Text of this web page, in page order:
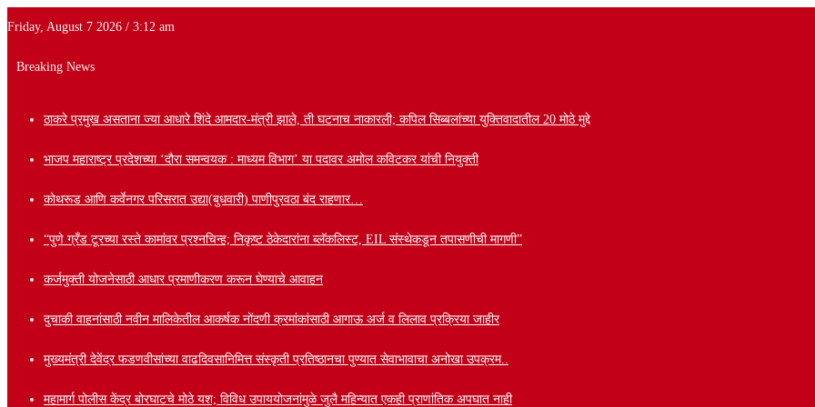
Friday, August 7 2026 / 3:12 am
Breaking News
ठाकरे प्रमुख असताना ज्या आधारे शिंदे आमदार-मंत्री झाले, ती घटनाच नाकारली; कपिल सिब्बलांच्या युक्तिवादातील 20 मोठे मुद्दे
भाजप महाराष्ट्र प्रदेशच्या ‘दौरा समन्वयक : माध्यम विभाग’ या पदावर अमोल कविटकर यांची नियुक्ती
कोथरूड आणि कर्वेनगर परिसरात उद्या(बुधवारी) पाणीपुरवठा बंद राहणार…
“पुणे ग्रँड टूरच्या रस्ते कामांवर प्रश्नचिन्ह; निकृष्ट ठेकेदारांना ब्लॅकलिस्ट, EIL संस्थेकडून तपासणीची मागणी”
कर्जमुक्ती योजनेसाठी आधार प्रमाणीकरण करून घेण्याचे आवाहन
दुचाकी वाहनांसाठी नवीन मालिकेतील आकर्षक नोंदणी क्रमांकांसाठी आगाऊ अर्ज व लिलाव प्रक्रिया जाहीर
मुख्यमंत्री देवेंद्र फडणवीसांच्या वाढदिवसानिमित्त संस्कृती प्रतिष्ठानचा पुण्यात सेवाभावाचा अनोखा उपक्रम..
महामार्ग पोलीस केंद्र बोरघाटचे मोठे यश; विविध उपाययोजनांमुळे जुलै महिन्यात एकही प्राणांतिक अपघात नाही